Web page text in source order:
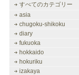
すべてのカテゴリー
asia
chugoku-shikoku
diary
fukuoka
hokkaido
hokuriku
izakaya